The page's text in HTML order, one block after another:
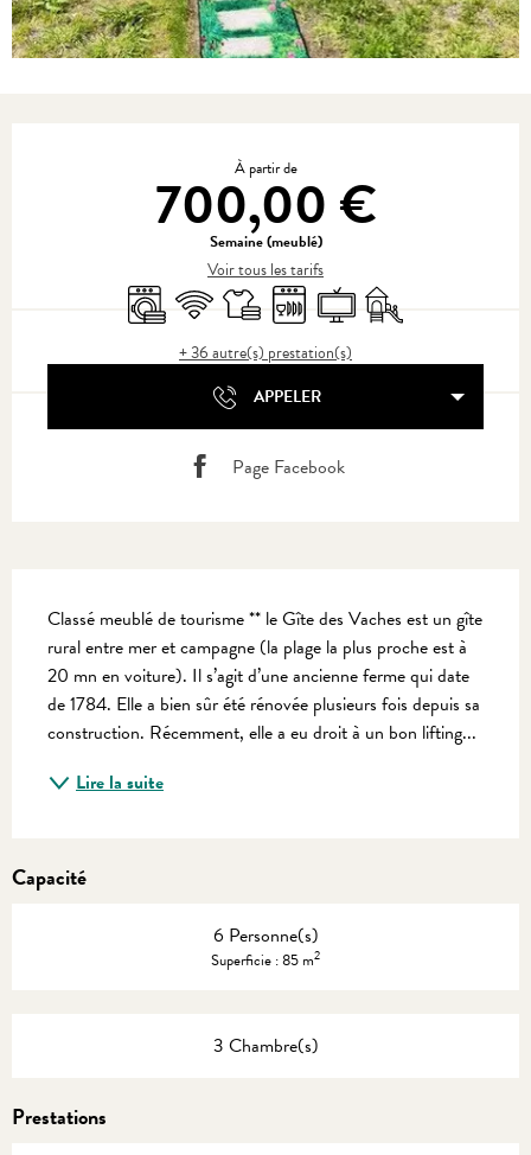
À partir de
700,00 €
Semaine (meublé)
Voir tous les tarifs
Lave linge
WiFi Draps et linge
Lave vaisselle
TélévisionJeux pour enfants /
+ 36 autre(s) prestation(s)
APPELER
Page Facebook
Classé meublé de tourisme ** le Gîte des Vaches est un gîte
rural entre mer et campagne (la plage la plus proche est à
20 mn en voiture). Il s’agit d’une ancienne ferme qui date
de 1784. Elle a bien sûr été rénovée plusieurs fois depuis sa
construction. Récemment, elle a eu droit à un bon lifting...
Lire la suite
Capacité
6 Personne(s)
Superficie : 85 m2
3 Chambre(s)
Prestations